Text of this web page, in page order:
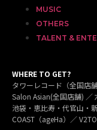
MUSIC
OTHERS
TALENT &
WHERE TO GET?
タワーレコード（全国店
Salon Asian(全国店舗) ／
池袋・恵比寿・代官山・
COAST（ageHa）／